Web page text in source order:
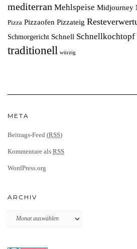
mediterran Mehlspeise Midjourney
Pizza Pizzaofen Pizzateig
Schmorgericht Schnell Schnellkochtopf
traditionell würzig
META
Beitrags-Feed (RSS)
Kommentare als RSS
WordPress.org
ARCHIV
Archiv